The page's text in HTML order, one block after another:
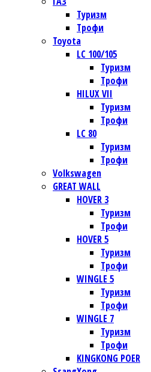
Туризм
Трофи
Toyota
LC 100/105
Туризм
Трофи
HILUX VII
Туризм
Трофи
LC 80
Туризм
Трофи
Volkswagen
GREAT WALL
HOVER 3
Туризм
Трофи
HOVER 5
Туризм
Трофи
WINGLE 5
Туризм
Трофи
WINGLE 7
Туризм
Трофи
KINGKONG POER